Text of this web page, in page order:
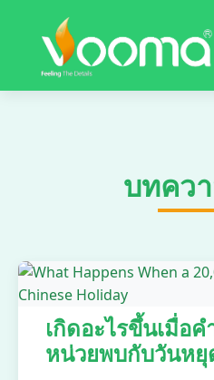
ใบรับรอง
กรณีศึกษา
บทคว
เกิดอะไรขึ้นเมื่อ
หน่วยพบกับวันห